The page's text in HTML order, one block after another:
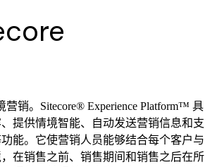
营销。Sitecore® Experience Platform™ 具
提供情境智能、自动发送营销信息和支
能。它使营销人员能够结合每个客户与
在销售之前、销售期间和销售之后在所